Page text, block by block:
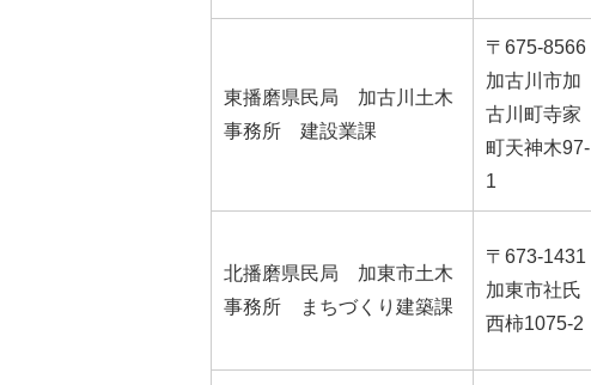
東播磨県民局 加古川土木
事務所 建設業課
〒675-8566
加古川市加
古川町寺家
町天神木97-
1
北播磨県民局 加東市土木
事務所 まちづくり建築課
〒673-1431
加東市社氏
西柿1075-2